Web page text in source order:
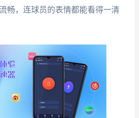
畅，连球员的表情都能看得一清